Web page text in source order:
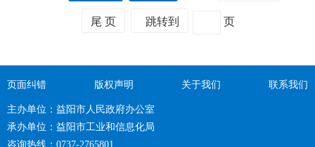
尾 页 跳转到 页
页面纠错 版权声明 关于我们 联系我们
主办单位：益阳市人民政府办公室
承办单位：益阳市工业和信息化局
咨询热线：0737-2765801